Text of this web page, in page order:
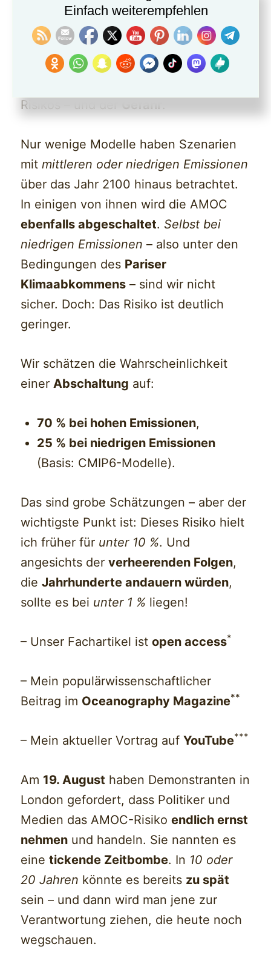
Rückgang. Die Zeitspanne ist
jedoch zu kurz, um sicher zu sagen, ob
es sich um einen beginnenden Kollaps
oder nur umnatürliche Variabilität
Risikos – und der
Nur wenige Modelle haben Szenarien
mitmittleren oder niedrigen Emissionen
über das Jahr 2100 hinaus betrachtet.
In einigen von ihnen wird die AMOC
ebenfalls abgeschaltet. Selbst bei
niedrigen Emissionen – also unter den
Bedingungen des Pariser
Klimaabkommens – sind wir nicht
sicher. Doch: Das Risiko ist deutlich
geringer.
Wir schätzen die Wahrscheinlichkeit
einerAbschaltung auf:
70 % bei hohen Emissionen,
25 % bei niedrigen Emissionen
(Basis: CMIP6-Modelle).
Das sind grobe Schätzungen – aber der
wichtigste Punkt ist: Dieses Risiko hielt
ich früher für unter 10 %. Und
angesichts derverheerenden Folgen,
dieJahrhunderte andauern würden,
sollte es bei unter 1 % liegen!
– Unser Fachartikel istopen access*
– Mein populärwissenschaftlicher
Beitrag im Oceanography Magazine**
– Mein aktueller Vortrag aufYouTube***
Am 19. August haben Demonstranten in
London gefordert, dass Politiker und
Medien das AMOC-Risikoend­lich ernst
nehmen und handeln. Sie nannten es
einetickende Zeitbombe. In 10 oder
20 Jahren könnte es bereits zu spät
sein – und dann wird man jene zur
Verantwortung ziehen, die heute noch
wegschauen.
Einfach weiterempfehlen